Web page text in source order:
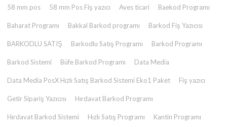
58 mm pos 58 mm Pos Fiş yazıcı Aves ticari Baekod Programı
Baharat Programı Bakkal Barkod programı Barkod Fiş Yazıcısı
BARKODLU SATIŞ Barkodlu Satış Programı Barkod Programı
Barkod Sistemi Büfe Barkod Programı Data Media
Data Media PosX Hızlı Satış Barkod Sistemi Eko1 Paket Fiş yazıcı
Getir Sipariş Yazıcısı Hırdavat Barkod Programı
Hırdavat Barkod Sistemi Hızlı Satış Programı Kantin Programı